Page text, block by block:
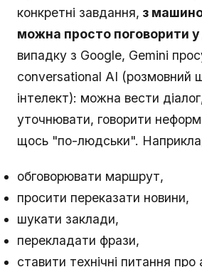
конкретні завдання, з
можна просто поговорити у
випадку з Google, Gemini
conversational AI (розмовний
інтелект): можна вести
уточнювати, говорити
щось "по-людськи".
обговорювати маршрут,
просити переказати новини,
шукати заклади,
перекладати фрази,
ставити технічні питання про